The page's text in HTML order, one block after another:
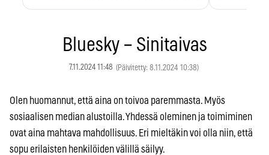
Bluesky – Sinitaivas
7.11.2024 11:48 (Päivitetty: 8.11.2024 10:38)
Olen huomannut, että aina on toivoa paremmasta. Myös
sosiaalisen median alustoilla. Yhdessä oleminen ja toimiminen
ovat aina mahtava mahdollisuus. Eri mieltäkin voi olla niin, että
sopu erilaisten henkilöiden välillä säilyy.